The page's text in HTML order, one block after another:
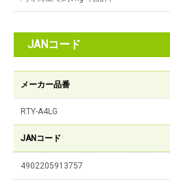
JANコード
メーカー品番
RTY-A4LG
JANコード
4902205913757